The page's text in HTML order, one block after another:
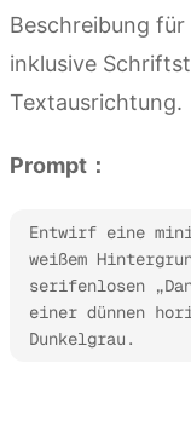
Beschreibung
inklusive
Textausrichtung.
Prompt：
Entwirf eine
weißem
serifenlosen
einer dünnen
Dunkelgrau.